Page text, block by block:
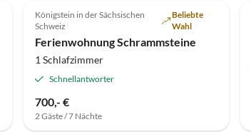
Königstein in der Sächsischen
Schweiz
Beliebte
Wahl
Ferienwohnung Schrammsteine
1 Schlafzimmer
Schnellantworter
700,- €
2 Gäste / 7 Nächte